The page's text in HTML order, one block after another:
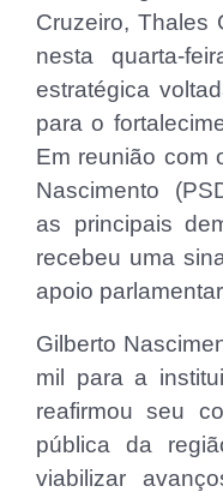
Cruzeiro, Thales
nesta quarta-
estratégica
para o
Em reunião com
Nascimento
as principais
recebeu uma
apoio
Gilberto
mil para a
reafirmou seu
pública da
viabilizar